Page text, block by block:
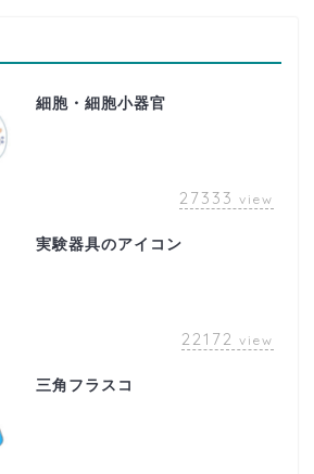
細胞・細胞小器官
27333 view
実験器具のアイコン
22172 view
三角フラスコ